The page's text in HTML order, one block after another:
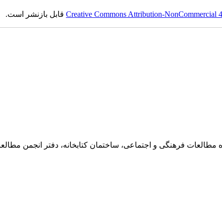
Creative Commons Attribution-NonCommercialقابل بازنشر است.